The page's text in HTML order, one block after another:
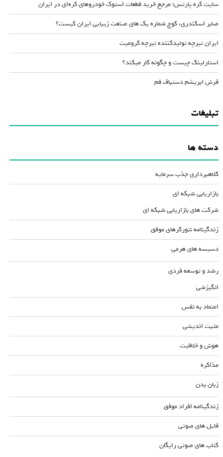
سایت کره پارتس؛ مرجع خرید قطعات استوک خودروهای کره‌ای در ایران
صابر اسکندری، کوچ شماره یک های صنعت زیبایی ایران کیست؟
ایران تیرچه تولیدکننده تیرچه کرومیت
استارلینک چیست و چگونه کار میکند؟
فرش ابریشم دستباف قم
تبلیغات
دسته ها
کلاهبرداری جذب سرمایه
بازاریابی شبکه ای
شرکت های بازاریابی شبکه ای
زندگینامه نتورکرهای موفق
دسیسه های هرمی
رشد و توسعه فردی
انگیزشی
اعتماد به نفس
مثبت اندیشی
هوش و خلاقیت
مذاکره
زبان بدن
زندگینامه افراد موفق
فایل های صوتی
کتاب های صوتی رایگان